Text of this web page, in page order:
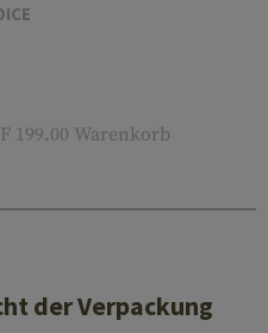
199.00 Warenkorb
der Verpackung